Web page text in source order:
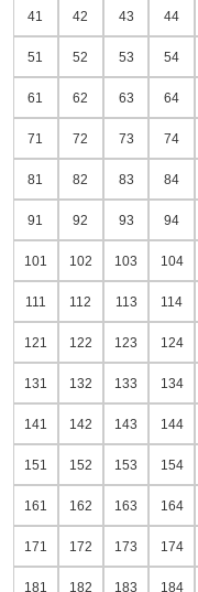
41 42 43 44
51 52 53 54
61 62 63 64
71 72 73 74
81 82 83 84
91 92 93 94
101 102 103 104
111 112 113 114
121 122 123 124
131 132 133 134
141 142 143 144
151 152 153 154
161 162 163 164
171 172 173 174
181 182 183 184